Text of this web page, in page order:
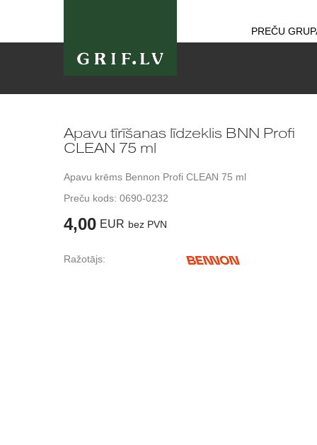
PREČU
Apavu tīrīšanas līdzeklis BNN Profi
CLEAN 75 ml
Apavu krēms Bennon Profi CLEAN 75 ml
Preču kods: 0690-0232
4,00 EUR bez PVN
Ražotājs: